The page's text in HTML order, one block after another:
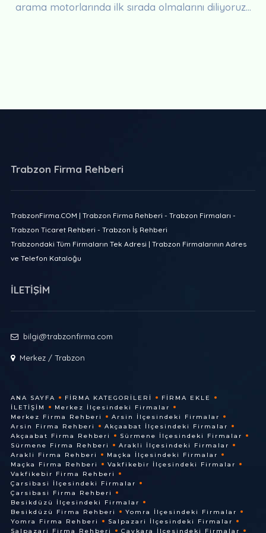
arama motorlarında ilk sırada olmalarını diliyoruz...
Trabzon Firma Rehberi
TrabzonFirma.COM | Trabzon Firma Rehberi - Trabzon Firmaları -
Trabzon Ticaret Rehberi - Trabzon İş Rehberi
Trabzondaki Tüm Firmaların Tek Adresi | Trabzon Firmalarının Adres
ve Telefon Kataloğu
İLETİŞİM
bilgi@trabzonfirma.com
Merkez / Trabzon
ANA SAYFA FIRMA KATEGORILERI
FIRMA EKLE
İLETIŞIM
Merkez İlçesindeki Firmalar
Merkez Firma Rehberi
Arsin İlçesindeki Firmalar
Arsin Firma Rehberi
Akçaabat İlçesindeki Firmalar
Akçaabat Firma Rehberi
Sürmene İlçesindeki Firmalar
Sürmene Firma Rehberi
Arakli İlçesindeki Firmalar
Arakli Firma Rehberi
Maçka İlçesindeki Firmalar
Maçka Firma Rehberi
Vakfikebir İlçesindeki Firmalar
Vakfikebir Firma Rehberi
Çarsibasi İlçesindeki Firmalar
Çarsibasi Firma Rehberi
Besikdüzü İlçesindeki Firmalar
Besikdüzü Firma Rehberi
Yomra İlçesindeki Firmalar
Yomra Firma Rehberi
Salpazari İlçesindeki Firmalar
Salpazari Firma Rehberi
Çaykara İlçesindeki Firmalar